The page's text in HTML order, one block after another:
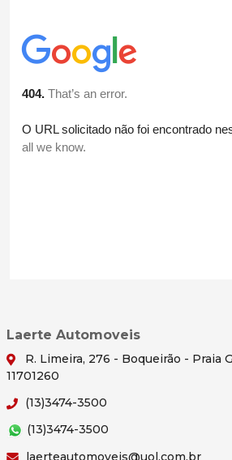
Laerte Automoveis
R. Limeira, 276 - Boqueirão - Praia
11701260
(13)3474-3500
(13)3474-3500
laerteautomoveis@uol.com.br